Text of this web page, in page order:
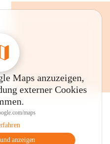
Maps anzuzeigen,
externer Cookies
maps
anzeigen